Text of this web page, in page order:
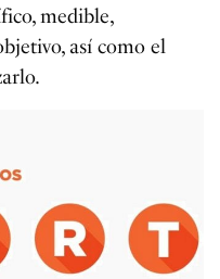
medible,
así como el